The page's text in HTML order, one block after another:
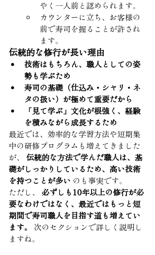
やく一人前と認められます。
カウンターに立ち、お客様の
前で寿司を握ることが許され
ます。
伝統的な修行が長い理由
技術はもちろん、職人としての姿
勢も学ぶため
寿司の基礎（仕込み・シャリ・ネ
タの扱い）が極めて重要だから
「見て学ぶ」文化が根強く、経験
を積みながら成長するため
最近では、効率的な学習方法や短期集
中の研修プログラムも増えてきました
が、 伝統的な方法で学んだ職人は、基
礎がしっかりしているため、高い技術
を持つことが多い のも事実です。
ただし、 必ずしも10年以上の修行が必
要なわけではなく、最近ではもっと短
期間で寿司職人を目指す道も増えてい
ます。
次のセクションで詳しく説明し
ますね。